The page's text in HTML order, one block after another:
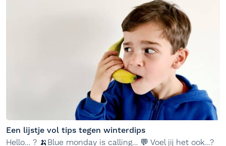
Een lijstje vol tips tegen winterdips
Hello… ? 🍌Blue monday is calling… 💬 Voel jij het ook…?